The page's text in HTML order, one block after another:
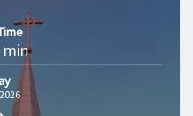
min